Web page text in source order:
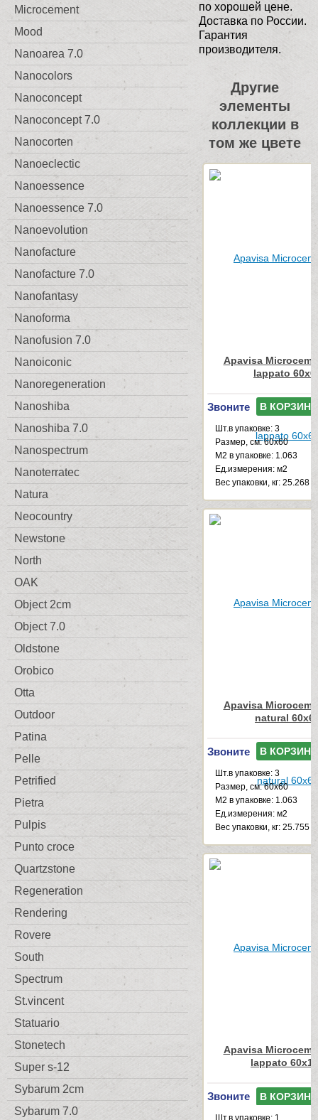
Microcement
Mood
Nanoarea 7.0
Nanocolors
Nanoconcept
Nanoconcept 7.0
Nanocorten
Nanoeclectic
Nanoessence
Nanoessence 7.0
Nanoevolution
Nanofacture
Nanofacture 7.0
Nanofantasy
Nanoforma
Nanofusion 7.0
Nanoiconic
Nanoregeneration
Nanoshiba
Nanoshiba 7.0
Nanospectrum
Nanoterratec
Natura
Neocountry
Newstone
North
OAK
Object 2cm
Object 7.0
Oldstone
Orobico
Otta
Outdoor
Patina
Pelle
Petrified
Pietra
Pulpis
Punto croce
Quartzstone
Regeneration
Rendering
Rovere
South
Spectrum
St.vincent
Statuario
Stonetech
Super s-12
Sybarum 2cm
Sybarum 7.0
по хорошей цене.
Доставка по России.
Гарантия
производителя.
Другие
элементы
коллекции в
том же цвете
Apavisa
lappato
Звоните В КОРЗИНУ
Шт.в упаковке: 3
Размер, см: 60x60
М2 в упаковке: 1.063
Ед.измерения: м2
Веc упаковки, кг: 25.268
Apavisa
natural
Звоните В КОРЗИНУ
Шт.в упаковке: 3
Размер, см: 60x60
М2 в упаковке: 1.063
Ед.измерения: м2
Веc упаковки, кг: 25.755
Apavisa
lappato
Звоните В КОРЗИНУ